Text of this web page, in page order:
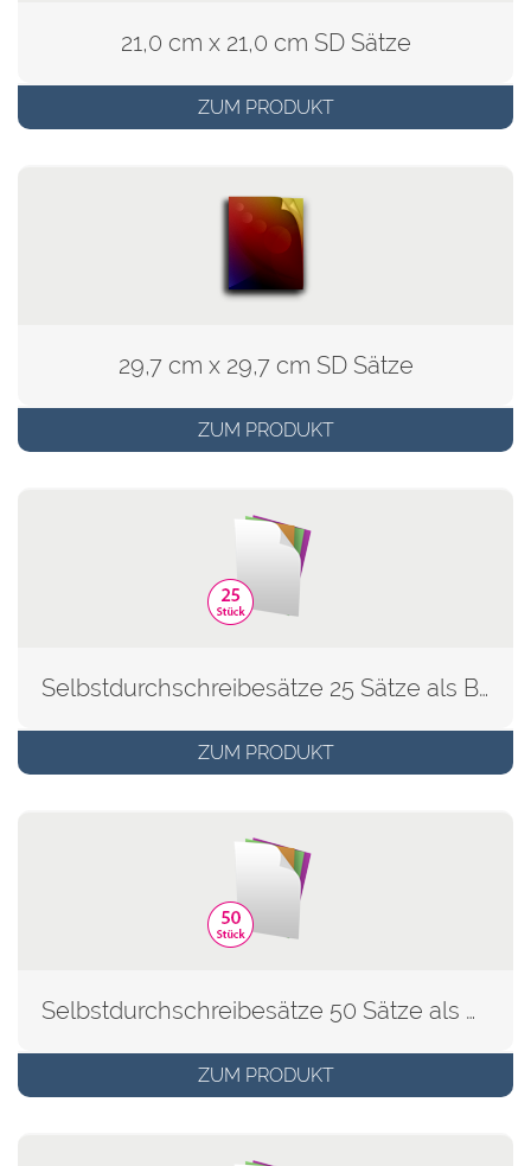
21,0 cm x 21,0 cm SD Sätze
ZUM PRODUKT
29,7 cm x 29,7 cm SD Sätze
ZUM PRODUKT
Selbstdurchschreibesätze 25 Sätze als Block
ZUM PRODUKT
Selbstdurchschreibesätze 50 Sätze als Block
ZUM PRODUKT